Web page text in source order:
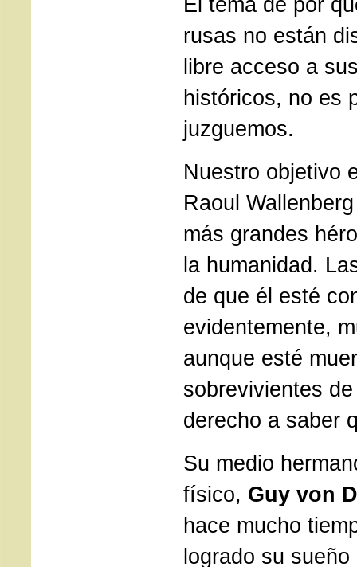
rusas no están
libre acceso a
históricos, no es
juzguemos.
Nuestro objetivo
Raoul
más grandes
la humanidad.
de que él esté
evidentemente,
aunque esté
sobrevivientes
derecho a saber
Su medio
físico, Guy von
hace mucho
logrado su